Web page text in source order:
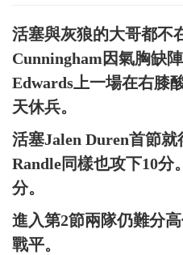
活塞與灰狼的大哥都不
Cunningham因氣胸缺
Edwards上一場在右膝
天休兵。
活塞Jalen Duren首節
Randle同樣也攻下10分
分。
進入第2節兩隊仍難分
戰平。